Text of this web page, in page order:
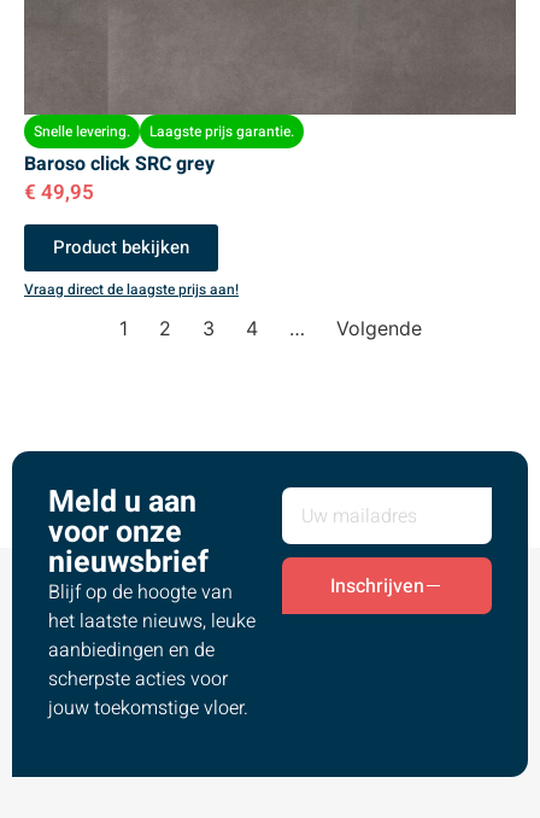
Snelle levering. Laagste prijs garantie.
Baroso click SRC grey
€ 49,95
Product bekijken
Vraag direct de laagste prijs aan!
1 2 3 4 … Volgende
Meld u aan
voor onze
nieuwsbrief
Blijf op de hoogte van
het laatste nieuws, leuke
aanbiedingen en de
scherpste acties voor
jouw toekomstige vloer.
Inschrijven